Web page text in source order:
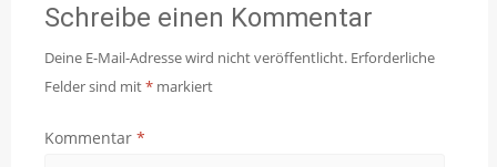
Schreibe einen Kommentar
Deine E-Mail-Adresse wird nicht veröffentlicht. Erforderliche
Felder sind mit* markiert
Kommentar *